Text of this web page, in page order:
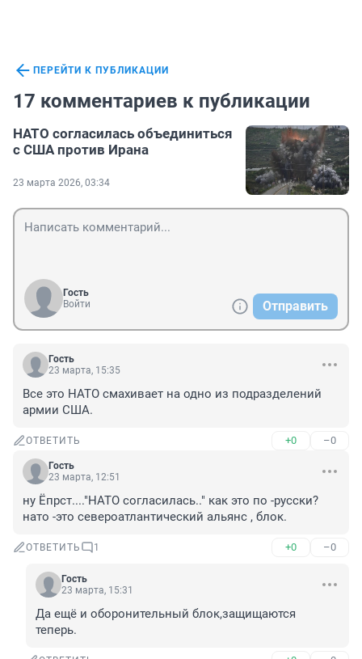
ПЕРЕЙТИ К ПУБЛИКАЦИИ
17 комментариев к публикации
НАТО согласилась объединиться
с США против Ирана
23 марта 2026, 03:34
Гость
Войти
Отправить
Гость
23 марта, 15:35
Все это НАТО смахивает на одно из подразделений
армии США.
ОТВЕТИТЬ +0 –0
Гость
23 марта, 12:51
ну Ёпрст...."НАТО согласилась.." как это по -русски?
нато -это североатлантический альянс , блок.
ОТВЕТИТЬ 1 +0 –0
Гость
23 марта, 15:31
Да ещё и оборонительный блок,защищаются
теперь.